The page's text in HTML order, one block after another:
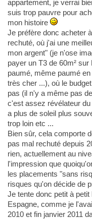
appartement, je verrai
suis trop pauvre pour
mon histoire
Je préfère donc acheter
rechuté, où j'ai une
mon argent" (je n'ose
payer un T3 de 60m²
paumé, même paumé
très cher ...), où le
pas (il n'y a même pas
c'est assez révélateur
a plus de soleil plus
trop loin etc ...
Bien sûr, cela comporte
pas mal rechuté depuis
rien, actuellement au
l'impression que
les placements "sans
risques qu'on décide de
Je tente donc petit à
Espagne, comme je
2010 et fin janvier 2011